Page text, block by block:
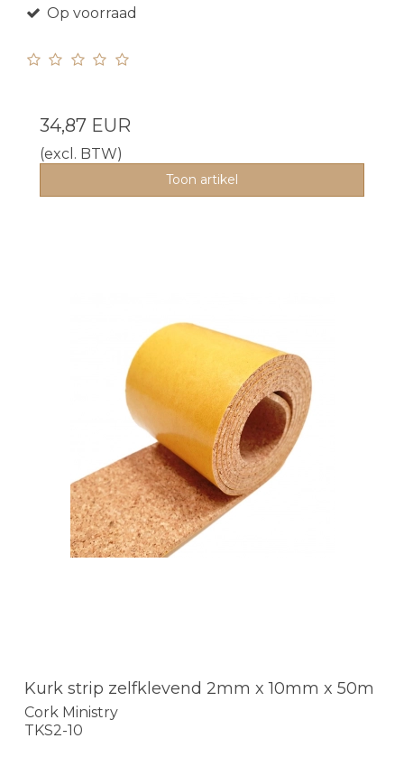
Op voorraad
34,87 EUR
(excl. BTW)
Toon artikel
Kurk strip zelfklevend 2mm x 10mm x 50m
Cork Ministry
TKS2-10